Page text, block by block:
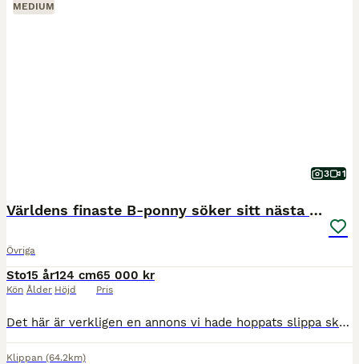
MEDIUM
3 1
Världens finaste B-ponny söker sitt nästa hem ❤️
Övriga
Sto
Kön
15 år
Ålder
124 cm
Höjd
65 000 kr
Pris
Det här är verkligen en annons vi hade hoppats slippa skriva på ett tag. Vår älskade Rapunzel (“Puzzel”) är en fantastisk liten ponny, men eftersom vår yngsta dotter inte riktigt har det intresse som
Klippan (64.2km)